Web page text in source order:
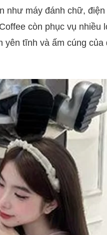
như máy đánh chữ,
còn phục vụ nhiều
yên tĩnh và ấm cúng